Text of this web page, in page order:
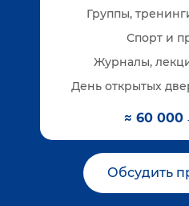
Группы,
Спорт и
Журналы,
День открытых
≈ 60 000
Обсудить